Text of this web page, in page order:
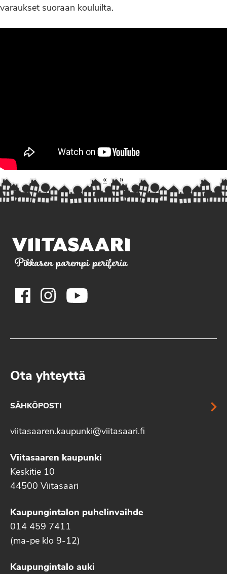
varaukset suoraan kouluilta.
« »
Pikkasen parempi periferia
Ota yhteyttä
SÄHKÖPOSTI
viitasaaren.kaupunki@viitasaari.fi
Viitasaaren kaupunki
Keskitie 10
44500 Viitasaari
Kaupungintalon puhelinvaihde
014 459 7411
(ma-pe klo 9-12)
Kaupungintalo auki